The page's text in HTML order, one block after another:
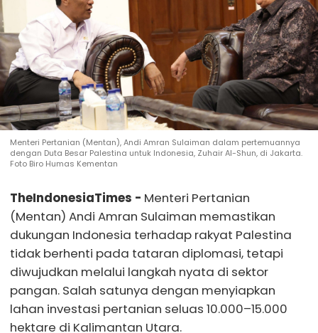
Menteri Pertanian (Mentan), Andi Amran Sulaiman dalam pertemuannya
dengan Duta Besar Palestina untuk Indonesia, Zuhair Al-Shun, di Jakarta.
Foto Biro Humas Kementan
TheIndonesiaTimes - Menteri Pertanian
(Mentan) Andi Amran Sulaiman memastikan
dukungan Indonesia terhadap rakyat Palestina
tidak berhenti pada tataran diplomasi, tetapi
diwujudkan melalui langkah nyata di sektor
pangan. Salah satunya dengan menyiapkan
lahan investasi pertanian seluas 10.000–15.000
hektare di Kalimantan Utara.